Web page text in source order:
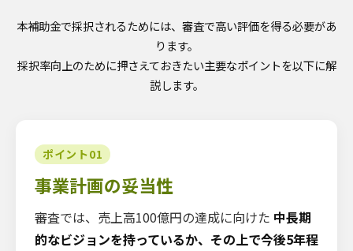
本補助金で採択されるためには、審査で高い評価を得る必要があ
ります。
採択率向上のために押さえておきたい主要なポイントを以下に解
説します。
ポイント01
事業計画の妥当性
審査では、売上高100億円の達成に向けた 中長期
的なビジョンを持っているか、その上で今後5年程